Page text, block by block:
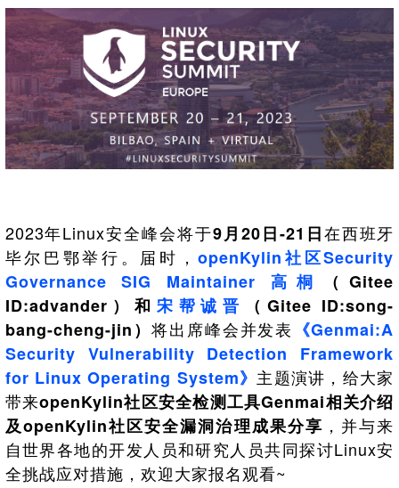
6
）
o
p
e
n
K
y
l
i
.
0
A
p
h
x
8
）
更
多
架
行
版
像
下
载
社
案
例
集
国
际
排
名
守
则
品
指
南
表
区
交
流
G
中
心
社
区
会
员
高
校
用
户
献
长
C
L
A
签
署
习
翻
译
台
长
体
动
历
高
校
沙
龙
开
发
者
大
赛
动
版
共
测
用
户
组
活
动
事
研
究
生
大
赛
麒
麟
文
档
征
活
动
开
放
子
大
赛
G
>
行
业
大
会
开
发
往
届
大
回
顾
档
中
心
社
区
人
才
认
证
/
打
包
规
范
发
台
软
件
包
编
译
平
行
构
建
平
持
集
成
台
>
代
码
源
管
平
台
第
三
方
开
组
件
库
安
全
漏
持
兼
容
适
配
常
见
问
>
协
议
与
声
软
协
议
贡
献
协
议
隐
私
政
策
声
明
法
2023年Linux安全峰会将于9月20日-21日在西班牙
毕尔巴鄂举行。届时，openKylin社区Security
Governance SIG Maintainer 高桐
（Gitee
ID:advander）和 宋帮诚晋
（Gitee ID:song-
bang-cheng-jin） 将出席峰会并发表 《Genmai:A
Security Vulnerability Detection Framework
for Linux Operating System》 主题演讲，给大家
带来openKylin社区安全检测工具Genmai相关介绍
及openKylin社区安全漏洞治理成果分享 ，并与来
自世界各地的开发人员和研究人员共同探讨Linux安
全挑战应对措施，欢迎大家报名观看~